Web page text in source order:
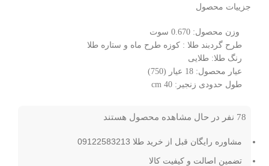
جزییات محصول
طرح گردبند طلا : کوزه طرح ماه و ستاره طلا
رنگ طلا: طلایی
عیار محصول: 18 عیار (750)
طول حدودی زنجیر: 40 cm
78 نفر در حال مشاهده محصول هستند
مشاوره رایگان قبل از خرید طلا 09122583213
تضمین اصالت و کیفیت کالا